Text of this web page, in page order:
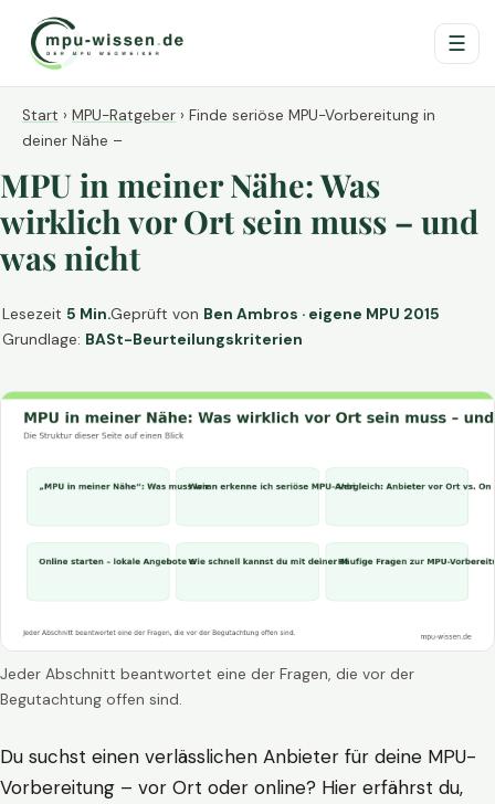
☰
Start › MPU-Ratgeber › Finde seriöse MPU-Vorbereitung in
deiner Nähe –
MPU in meiner Nähe: Was
wirklich vor Ort sein muss – und
was nicht
Lesezeit 5 Min.Geprüft von Ben Ambros · eigene MPU 2015
Grundlage: BASt-Beurteilungskriterien
Jeder Abschnitt beantwortet eine der Fragen, die vor der
Begutachtung offen sind.
Du suchst einen verlässlichen Anbieter für deine MPU-
Vorbereitung – vor Ort oder online? Hier erfährst du,